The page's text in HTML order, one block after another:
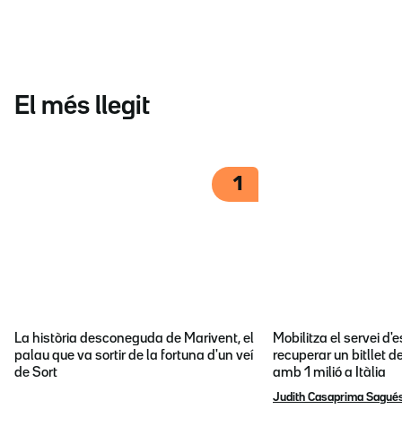
El més llegit
1
La història desconeguda de Marivent, el
palau que va sortir de la fortuna d'un veí
de Sort
Mobilitza el servei
recuperar un bitllet
amb 1 milió a Itàlia
Judith Casaprima